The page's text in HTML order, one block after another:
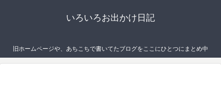
いろいろお出かけ日記
旧ホームページや、あちこちで書いてたブログをここにひとつにまとめ中